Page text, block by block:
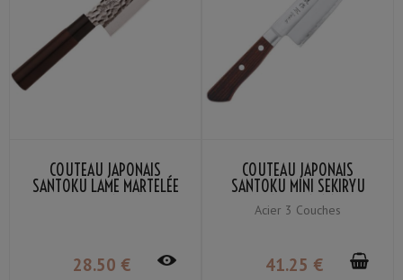
COUTEAU JAPONAIS
SANTOKU LAME MARTELÉE
28.50 €
COUTEAU JAPONAIS
SANTOKU MINI SEKIRYU
HAMON SRW101 14CM
Acier 3 Couches
41.25 €